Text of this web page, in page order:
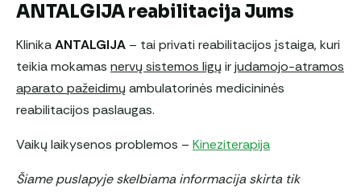
ANTALGIJA reabilitacija Jums
KlinikaANTALGIJA – tai privati reabilitacijos įstaiga, kuri
teikia mokamas nervų sistemos ligų irjudamojo-atramos
aparato pažeidimų ambulatorinės medicininės
reabilitacijos paslaugas.
Vaikų laikysenos problemos – Kineziterapija
Šiame puslapyje skelbiama informacija skirta tik